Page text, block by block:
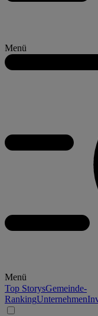
Menü
Menü
Top StorysGemeinde-
RankingUnternehmen